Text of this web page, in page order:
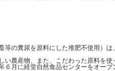
等の糞尿を原料にした堆肥不使用）
い農産物、また、こだわった原料を
月に経堂自然食品センターをオープ